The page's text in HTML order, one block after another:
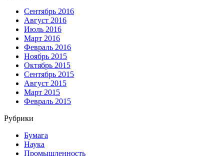
Сентябрь 2016
Август 2016
Июль 2016
Март 2016
Февраль 2016
Ноябрь 2015
Октябрь 2015
Сентябрь 2015
Август 2015
Март 2015
Февраль 2015
Рубрики
Бумага
Наука
Промышленность